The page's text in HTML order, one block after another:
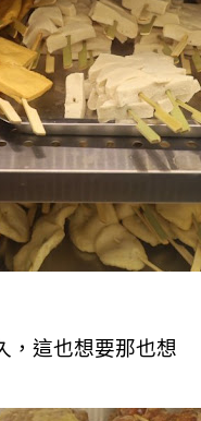
，這也想要那也想